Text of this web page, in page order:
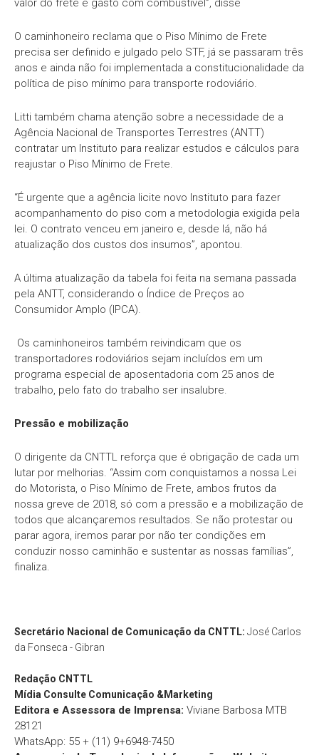
valor do frete é gasto com combustível”, disse
O caminhoneiro reclama que o Piso Mínimo de Frete
precisa ser definido e julgado pelo STF, já se passaram três
anos e ainda não foi implementada a constitucionalidade da
política de piso mínimo para transporte rodoviário.
Litti também chama atenção sobre a necessidade de a
Agência Nacional de Transportes Terrestres (ANTT)
contratar um Instituto para realizar estudos e cálculos para
reajustar o Piso Mínimo de Frete.
“É urgente que a agência licite novo Instituto para fazer
acompanhamento do piso com a metodologia exigida pela
lei. O contrato venceu em janeiro e, desde lá, não há
atualização dos custos dos insumos”, apontou.
A última atualização da tabela foi feita na semana passada
pela ANTT, considerando o Índice de Preços ao
Consumidor Amplo (IPCA).
Os caminhoneiros também reivindicam que os
transportadores rodoviários sejam incluídos em um
programa especial de aposentadoria com 25 anos de
trabalho, pelo fato do trabalho ser insalubre.
Pressão e mobilização
O dirigente da CNTTL reforça que é obrigação de cada um
lutar por melhorias. “Assim com conquistamos a nossa Lei
do Motorista, o Piso Mínimo de Frete, ambos frutos da
nossa greve de 2018, só com a pressão e a mobilização de
todos que alcançaremos resultados. Se não protestar ou
parar agora, iremos parar por não ter condições em
conduzir nosso caminhão e sustentar as nossas famílias”,
finaliza.
Secretário Nacional de Comunicação da CNTTL: José Carlos
da Fonseca - Gibran
Redação CNTTL
Mídia Consulte Comunicação &Marketing
Editora e Assessora de Imprensa: Viviane Barbosa MTB
28121
WhatsApp: 55 + (11) 9+6948-7450